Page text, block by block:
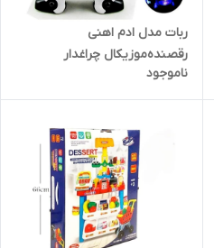
ربات مدل ادم اهنی
رقصنده‌موزیکال چراغدار
ناموجود